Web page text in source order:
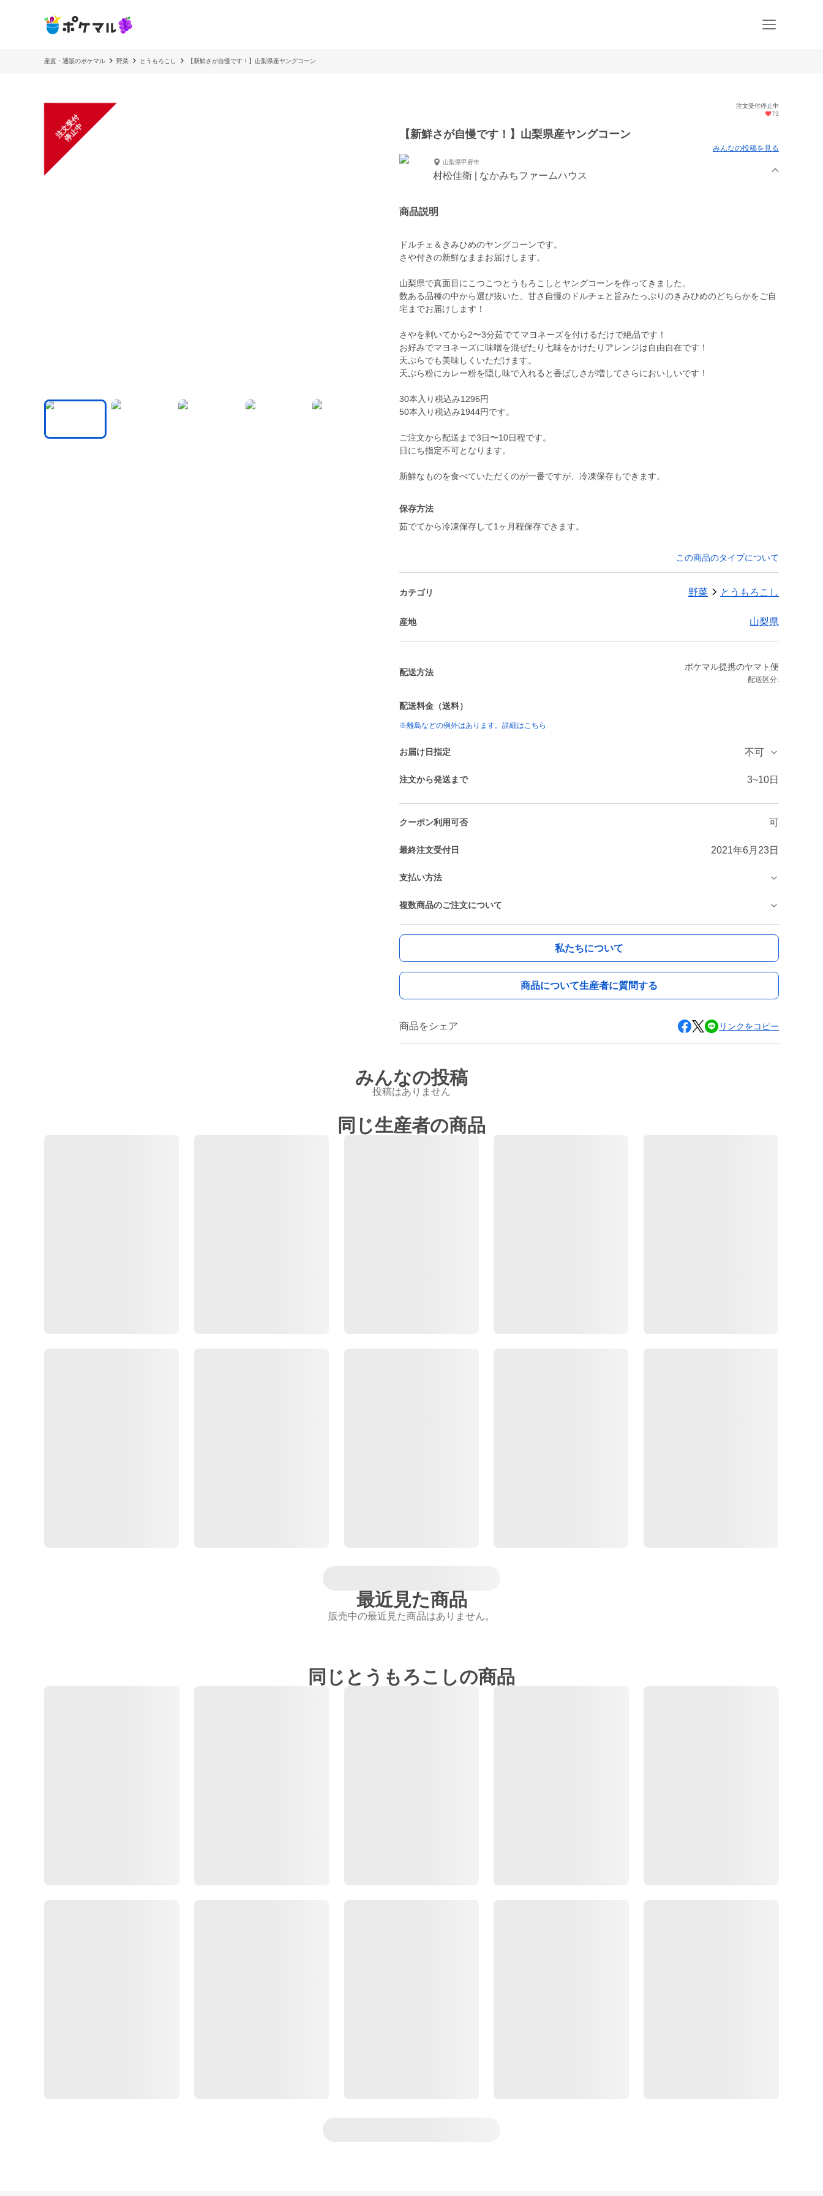
産直・通販のポケマル 野菜 とうもろこし 【新鮮さが自慢です！】山梨県産ヤングコーン
注
文
受
付
停
止
中
注文受付停止中
73
【新鮮さが自慢です！】山梨県産ヤングコーン
みんなの投稿を見る
山梨県甲府市
村松佳衛 | なかみちファームハウス
商品説明
ドルチェ＆きみひめのヤングコーンです。
さや付きの新鮮なままお届けします。
山梨県で真面目にこつこつとうもろこしとヤングコーンを作ってきました。
数ある品種の中から選び抜いた、甘さ自慢のドルチェと旨みたっぷりのきみひめのどちらかをご自
宅までお届けします！
さやを剥いてから2〜3分茹でてマヨネーズを付けるだけで絶品です！
お好みでマヨネーズに味噌を混ぜたり七味をかけたりアレンジは自由自在です！
天ぷらでも美味しくいただけます。
天ぷら粉にカレー粉を隠し味で入れると香ばしさが増してさらにおいしいです！
30本入り税込み1296円
50本入り税込み1944円です。
ご注文から配送まで3日〜10日程です。
日にち指定不可となります。
新鮮なものを食べていただくのが一番ですが、冷凍保存もできます。
保存方法
茹でてから冷凍保存して1ヶ月程保存できます。
この商品のタイプについて
カテゴリ 野菜 とうもろこし
産地 山梨県
配送方法
ポケマル提携のヤマト便
配送区分:
配送料金（送料）
※離島などの例外はあります。詳細はこちら
お届け日指定 不可
注文から発送まで 3~10日
クーポン利用可否 可
最終注文受付日 2021年6月23日
支払い方法
複数商品のご注文について
私たちについて
商品について生産者に質問する
商品をシェア リンクをコピー
みんなの投稿
投稿はありません
同じ生産者の商品
最近見た商品
販売中の最近見た商品はありません。
同じとうもろこしの商品